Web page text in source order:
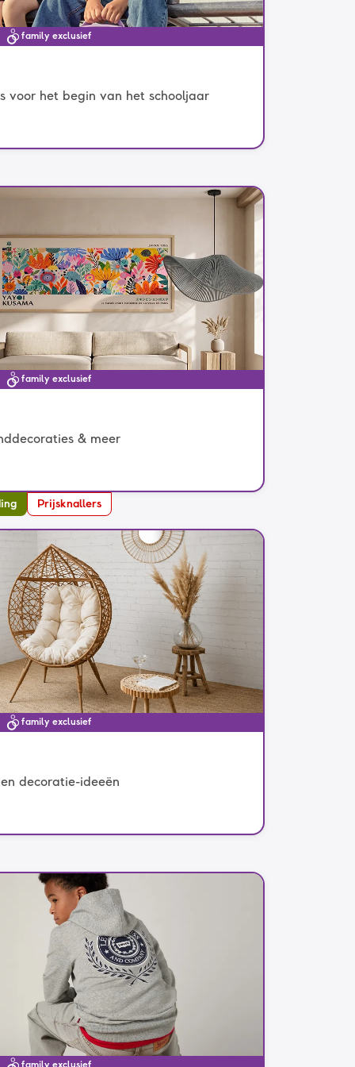
family exclusief
voor het begin van het schooljaar
family exclusief
& meer
Prijsknallers
family exclusief
decoratie-ideeën
family exclusief